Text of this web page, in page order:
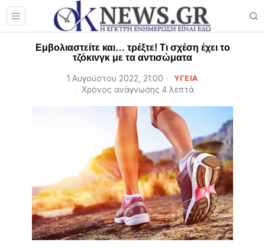
Εμβολιαστείτε και… τρέξτε! Τι σχέση έχει το
τζόκινγκ με τα αντισώματα
1 Αυγούστου 2022, 21:00 ΥΓΕΙΑ
Χρόνος ανάγνωσης 4 λεπτά